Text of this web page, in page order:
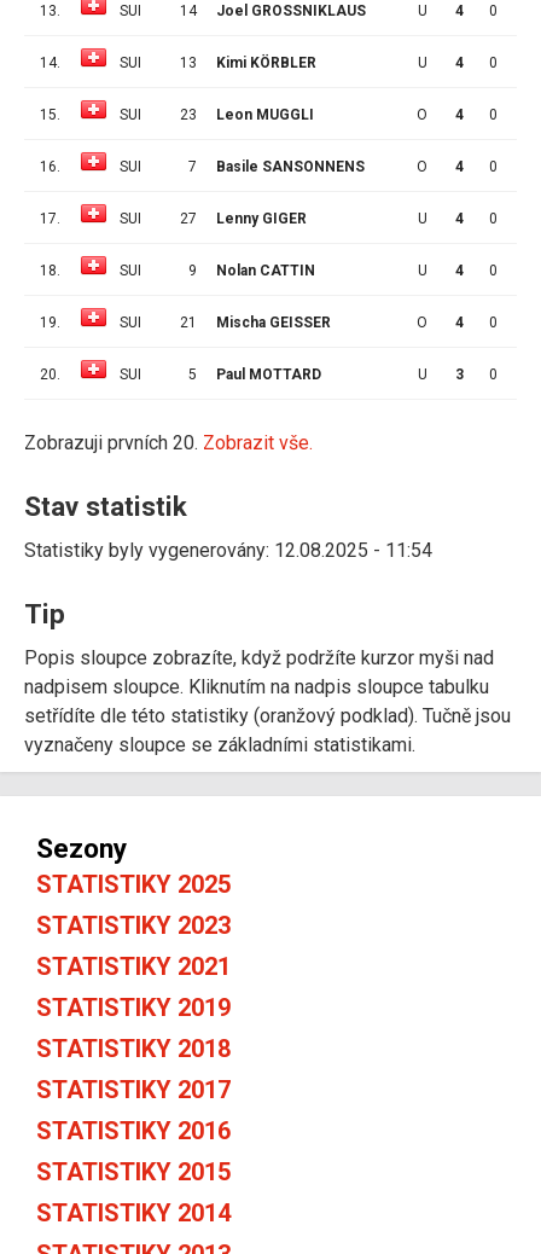
13. SUI 14 Joel GROSSNIKLAUS U 4 0
14. SUI 13 Kimi KÖRBLER U 4 0
15. SUI 23 Leon MUGGLI O 4 0
16. SUI 7 Basile SANSONNENS O 4 0
17. SUI 27 Lenny GIGER U 4 0
18. SUI 9 Nolan CATTIN U 4 0
19. SUI 21 Mischa GEISSER O 4 0
20. SUI 5 Paul MOTTARD U 3 0
Zobrazuji prvních 20. Zobrazit vše.
Stav statistik
Statistiky byly vygenerovány: 12.08.2025 - 11:54
Tip
Popis sloupce zobrazíte, když podržíte kurzor myši nad
nadpisem sloupce. Kliknutím na nadpis sloupce tabulku
setřídíte dle této statistiky (oranžový podklad). Tučně jsou
vyznačeny sloupce se základními statistikami.
Sezony
STATISTIKY 2025
STATISTIKY 2023
STATISTIKY 2021
STATISTIKY 2019
STATISTIKY 2018
STATISTIKY 2017
STATISTIKY 2016
STATISTIKY 2015
STATISTIKY 2014